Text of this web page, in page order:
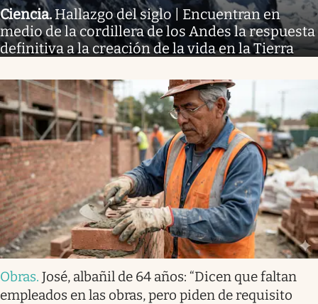
Ciencia.Hallazgo del siglo | Encuentran en
medio de la cordillera de los Andes la respuesta
definitiva a la creación de la vida en la Tierra
Obras. José, albañil de 64 años: “Dicen que faltan
empleados en las obras, pero piden de requisito